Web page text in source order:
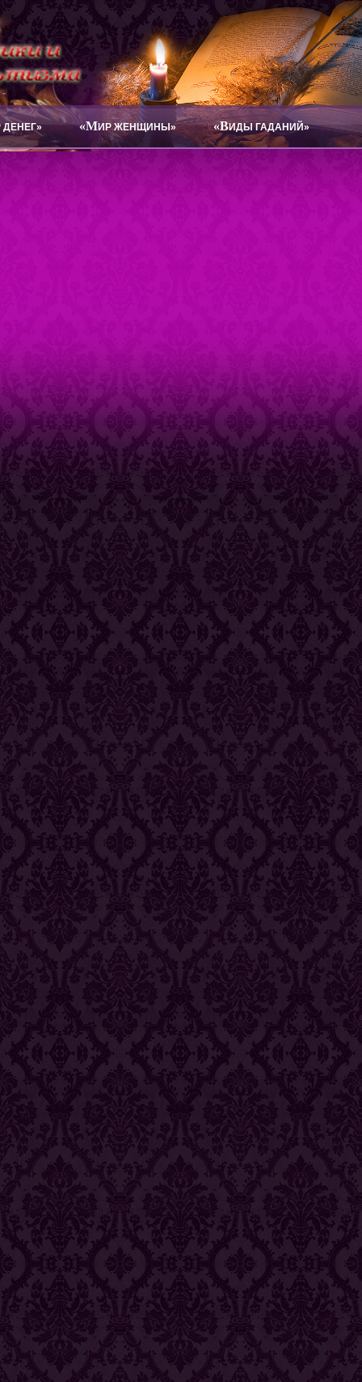
ДЕНЕГ» «МИР ЖЕНЩИНЫ» «ВИДЫ ГАДАНИЙ»